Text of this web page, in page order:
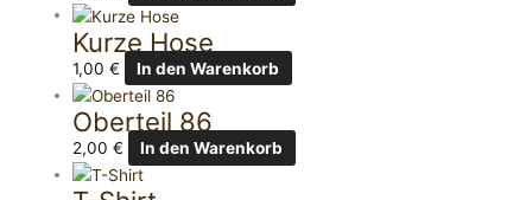
Kurze Hose
1,00€ In den Warenkorb
Oberteil 86
2,00€ In den Warenkorb